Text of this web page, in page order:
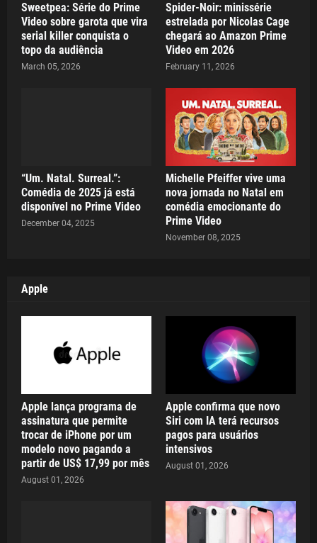
Sweetpea: Série do Prime
Video sobre garota que vira
serial killer conquista o
topo da audiência
March 05, 2026
Spider-Noir: minissérie
estrelada por Nicolas Cage
chegará ao Amazon Prime
Video em 2026
February 11, 2026
“Um. Natal. Surreal.”:
Comédia de 2025 já está
disponível no Prime Video
December 04, 2025
Michelle Pfeiffer vive uma
nova jornada no Natal em
comédia emocionante do
Prime Video
November 08, 2025
Apple
Apple lança programa de
assinatura que permite
trocar de iPhone por um
modelo novo pagando a
partir de US$ 17,99 por mês
August 01, 2026
Apple confirma que novo
Siri com IA terá recursos
pagos para usuários
intensivos
August 01, 2026